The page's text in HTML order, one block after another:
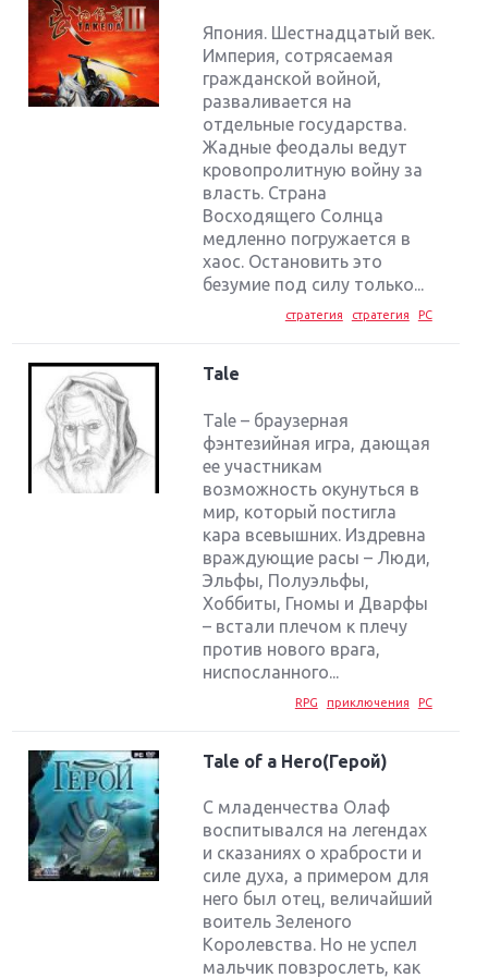
Япония. Шестнадцатый век.
Империя, сотрясаемая
гражданской войной,
разваливается на
отдельные государства.
Жадные феодалы ведут
кровопролитную войну за
власть. Страна
Восходящего Солнца
медленно погружается в
хаос. Остановить это
безумие под силу только...
стратегия стратегия PC
Tale
Tale – браузерная
фэнтезийная игра, дающая
ее участникам
возможность окунуться в
мир, который постигла
кара всевышних. Издревна
враждующие расы – Люди,
Эльфы, Полуэльфы,
Хоббиты, Гномы и Дварфы
– встали плечом к плечу
против нового врага,
ниспосланного...
RPG приключения PC
Tale of a Hero(Герой)
С младенчества Олаф
воспитывался на легендах
и сказаниях о храбрости и
силе духа, а примером для
него был отец, величайший
воитель Зеленого
Королевства. Но не успел
мальчик повзрослеть, как